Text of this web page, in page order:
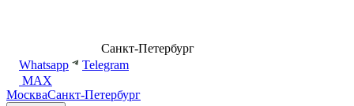
Санкт-Петербург
Whatsapp
Telegram
MAX
МоскваСанкт-Петербург